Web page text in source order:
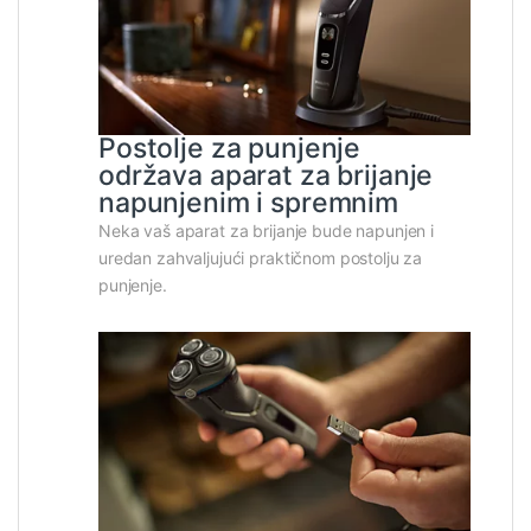
Postolje za punjenje
održava aparat za brijanje
napunjenim i spremnim
Neka vaš aparat za brijanje bude napunjen i
uredan zahvaljujući praktičnom postolju za
punjenje.